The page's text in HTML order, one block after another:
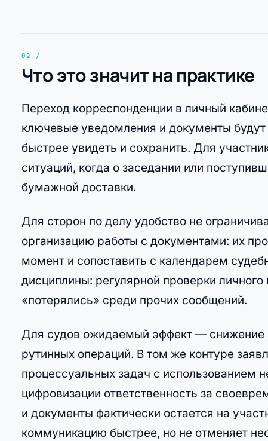
Что это значит на практике
Переход корреспонденции в личный
ключевые уведомления и документы
быстрее увидеть и сохранить. Для
ситуаций, когда о заседании или
бумажной доставки.
Для сторон по делу удобство не
организацию работы с документами: их
момент и сопоставить с календарем
дисциплины: регулярной проверки
«потерялись» среди прочих сообщений.
Для судов ожидаемый эффект — снижение
рутинных операций. В том же контуре
процессуальных задач с использованием
цифровизации ответственность за
и документы фактически остается на
коммуникацию быстрее, но не отменяет